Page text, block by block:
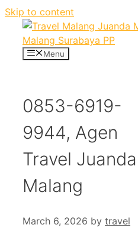
Skip to content
Menu
0853-6919-
9944, Agen
Travel Juanda
Malang
March 6, 2026 by travel